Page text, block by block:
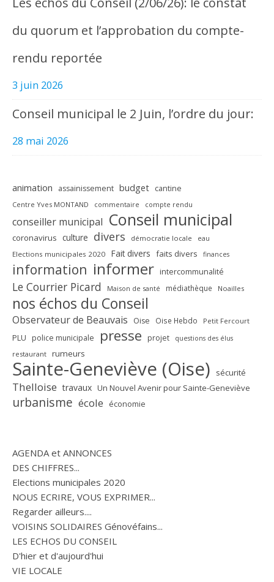
du quorum et l’approbation du compte-
rendu reportée
3 juin 2026
Conseil municipal le 2 Juin, l’ordre du jour:
28 mai 2026
animation assainissement budget cantine
Centre Yves MONTAND commentaire compte rendu
conseiller municipal Conseil municipal
coronavirus culture divers démocratie locale eau
Elections municipales 2020 Fait divers faits divers finances
information informer intercommunalité
Le Courrier Picard Maison de santé médiathèque Noailles
nos échos du Conseil
Observateur de Beauvais Oise Oise Hebdo Petit Fercourt
PLU police municipale presse projet questions des élus
restaurant rumeurs
Sainte-Geneviève (Oise) sécurité
Thelloise travaux Un Nouvel Avenir pour Sainte-Geneviève
urbanisme école économie
AGENDA et ANNONCES
DES CHIFFRES...
Elections municipales 2020
NOUS ECRIRE, VOUS EXPRIMER...
Regarder ailleurs....
VOISINS SOLIDAIRES Génovéfains...
LES ECHOS DU CONSEIL
D'hier et d'aujourd'hui
VIE LOCALE